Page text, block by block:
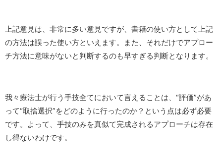
上記意見は、非常に多い意見ですが、書籍の使い方として上記
の方法は誤った使い方といえます。また、それだけでアプロー
チ方法に意味がないと判断するのも早すぎる判断となります。
我々療法士が行う手技全てにおいて言えることは、“評価”があ
って“取捨選択”をどのように行ったのか？という点は必ず必要
です。よって、手技のみを真似て完成されるアプローチは存在
し得ないわけです。